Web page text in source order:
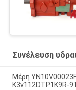
Συνέλευση
Μέρη
K3v112DTP1K9R-